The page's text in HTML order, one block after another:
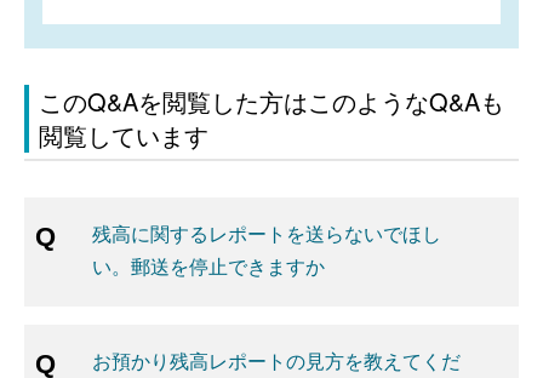
このQ&Aを閲覧した方はこのようなQ&Aも
閲覧しています
残高に関するレポートを送らないでほし
い。郵送を停止できますか
お預かり残高レポートの見方を教えてくだ